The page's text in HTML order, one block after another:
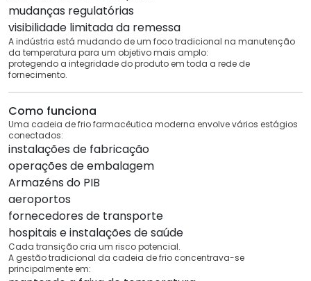
mudanças regulatórias
visibilidade limitada da remessa
A indústria está mudando de um foco tradicional na manutenção
da temperatura para um objetivo mais amplo:
protegendo a integridade do produto em toda a rede de
fornecimento.
Como funciona
Uma cadeia de frio farmacêutica moderna envolve vários estágios
conectados:
instalações de fabricação
operações de embalagem
Armazéns do PIB
aeroportos
fornecedores de transporte
hospitais e instalações de saúde
Cada transição cria um risco potencial.
A gestão tradicional da cadeia de frio concentrava-se
principalmente em: